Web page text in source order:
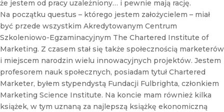
N
e
w
s
l
t
t
e
r
że jestem od pracy uzależniony… i pewnie mają rację.
Na początku questus – którego jestem założycielem – miał
być przede wszystkim Akredytowanym Centrum
Szkoleniowo-Egzaminacyjnym The Chartered Institute of
Marketing. Z czasem stał się także społecznością marketerów
i miejscem narodzin wielu innowacyjnych projektów. Jestem
profesorem nauk społecznych, posiadam tytuł Chartered
Marketer, byłem stypendystą Fundacji Fulbrighta, członkiem
Marketing Science Institute. Na koncie mam również kilka
książek, w tym uznaną za najlepszą książkę ekonomiczną